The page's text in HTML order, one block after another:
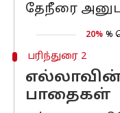
தேநீரை
20% %
பரிந்துரை 2
பாதைகள்